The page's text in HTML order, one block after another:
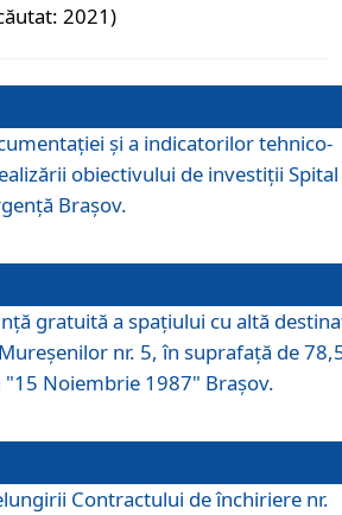
2021)
și a indicatorilor tehnico-
obiectivului de investiții Spital
Brașov.
gratuită a spaţiului cu altă
nr. 5, în suprafaţă de
Noiembrie 1987" Braşov.
Contractului de închiriere nr.